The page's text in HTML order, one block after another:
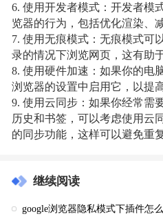
6. 使用开发者模式：开发者模
览器的行为，包括优化渲染、
7. 使用无痕模式：无痕模式可
录的情况下浏览网页，这有助
8. 使用硬件加速：如果你的电
浏览器的设置中启用它，以提
9. 使用云同步：如果你经常需
历史和书签，可以考虑使用云
的同步功能，这样可以避免重
继续阅读
google浏览器隐私模式下插件怎